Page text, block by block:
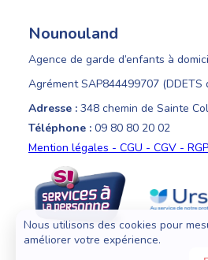
Nounouland
Agence de garde d’enfants à
Agrément SAP844499707 (DDETS
Adresse : 348 chemin de Sainte
Téléphone : 09 80 80 20 02
Mention légales - CGU - CGV -
Nous utilisons des cookies pour
améliorer votre expérience.